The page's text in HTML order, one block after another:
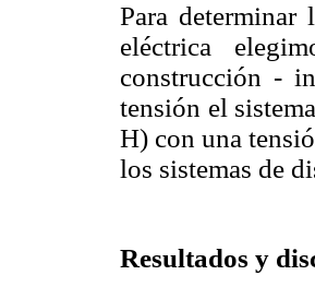
Para determinar
eléctrica
construcción -
tensión el
H) con una
los sistemas de
Resultados y